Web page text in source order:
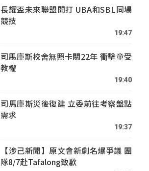
長耀盃未來聯盟開打 UBA和SBL同場
競技
19:47
司馬庫斯校舍無照卡關22年 衝擊童受
教權
19:40
司馬庫斯災後復建 立委前往考察盤點
需求
19:37
【涉己新聞】原文會新劇名爆爭議 團
隊8/7赴Tafalong致歉